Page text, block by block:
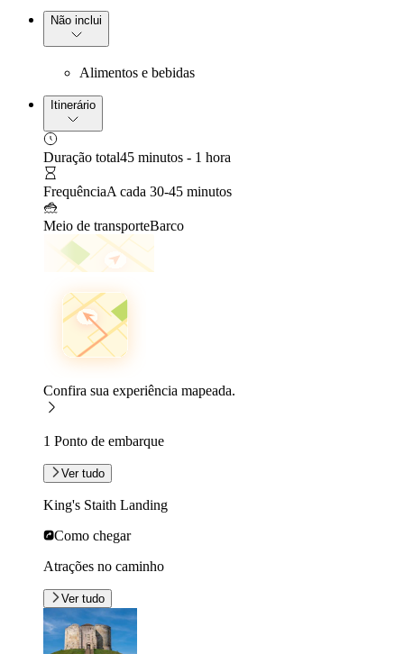
Não inclui
Alimentos e bebidas
Itinerário
Duração total45 minutos - 1 hora
FrequênciaA cada 30-45 minutos
Meio de transporteBarco
Confira sua experiência mapeada.
1 Ponto de embarque
Ver tudo
King's Staith Landing
Como chegar
Atrações no caminho
Ver tudo